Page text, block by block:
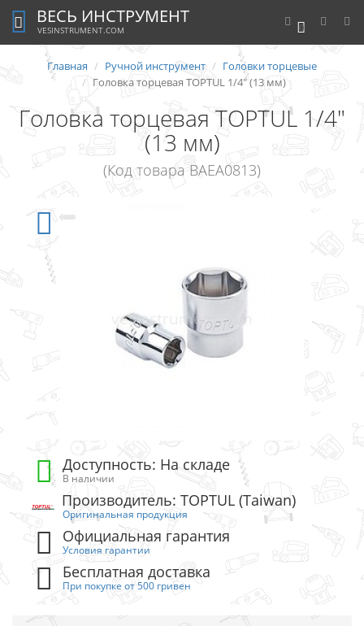
0
ВЕСЬ ИНСТРУМЕНТ
VESINSTRUMENT.COM
Главная Ручной инструмент
Головки торцевые
Головка торцевая TOPTUL 1/4" (13 мм)
Головка торцевая TOPTUL 1/4"
(13 мм)
(Код товара BAEA0813)
Доступность: На складе
В наличии
Производитель: TOPTUL (Taiwan)
Оригинальная продукция
Официальная гарантия
Условия гарантии
Бесплатная доставка
При покупке от 500 гривен